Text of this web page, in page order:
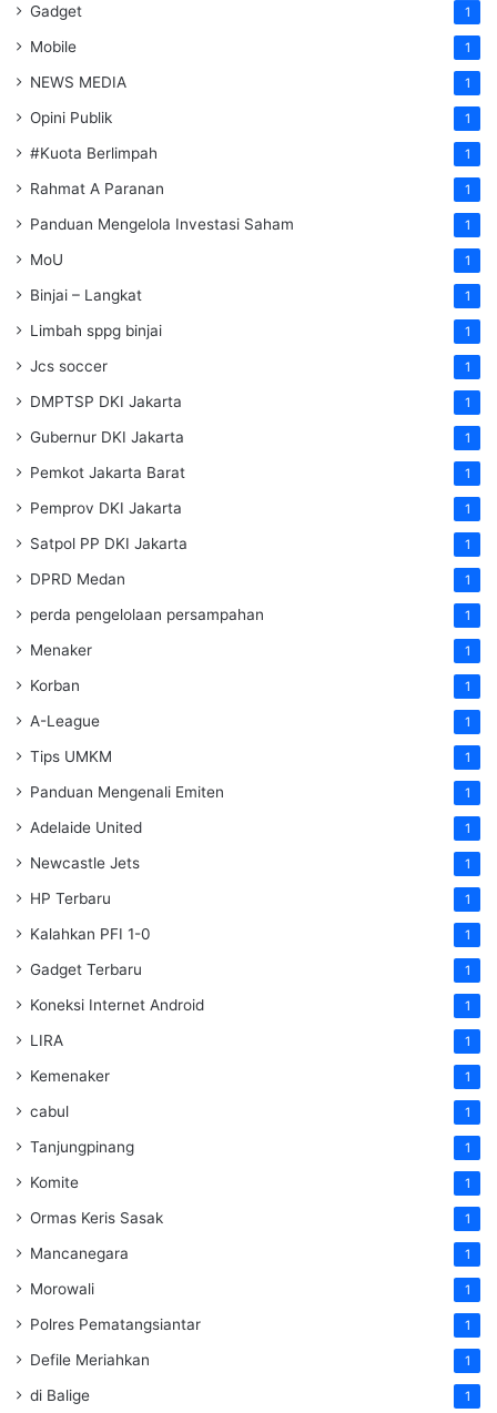
Gadget 1
Mobile 1
NEWS MEDIA 1
Opini Publik 1
#Kuota Berlimpah 1
Rahmat A Paranan 1
Panduan Mengelola Investasi Saham 1
MoU 1
Binjai – Langkat 1
Limbah sppg binjai 1
Jcs soccer 1
DMPTSP DKI Jakarta 1
Gubernur DKI Jakarta 1
Pemkot Jakarta Barat 1
Pemprov DKI Jakarta 1
Satpol PP DKI Jakarta 1
DPRD Medan 1
perda pengelolaan persampahan 1
Menaker 1
Korban 1
A-League 1
Tips UMKM 1
Panduan Mengenali Emiten 1
Adelaide United 1
Newcastle Jets 1
HP Terbaru 1
Kalahkan PFI 1-0 1
Gadget Terbaru 1
Koneksi Internet Android 1
LIRA 1
Kemenaker 1
cabul 1
Tanjungpinang 1
Komite 1
Ormas Keris Sasak 1
Mancanegara 1
Morowali 1
Polres Pematangsiantar 1
Defile Meriahkan 1
di Balige 1